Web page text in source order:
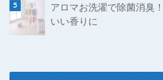
アロマお洗濯で除菌消臭
いい香りに